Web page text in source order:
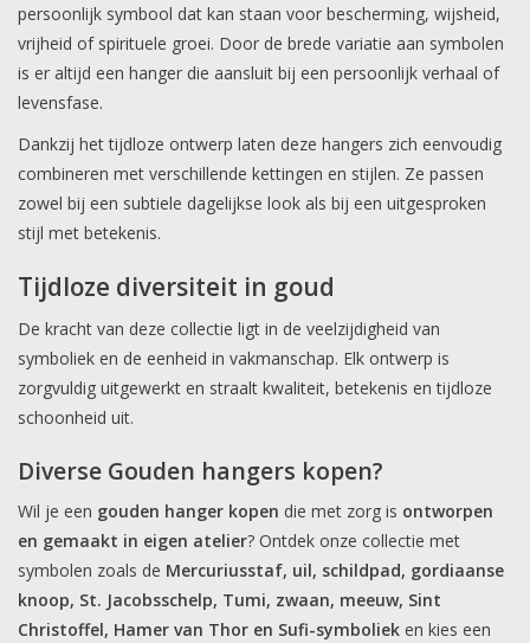
persoonlijk symbool dat kan staan voor bescherming, wijsheid,
vrijheid of spirituele groei. Door de brede variatie aan symbolen
is er altijd een hanger die aansluit bij een persoonlijk verhaal of
levensfase.
Dankzij het tijdloze ontwerp laten deze hangers zich eenvoudig
combineren met verschillende kettingen en stijlen. Ze passen
zowel bij een subtiele dagelijkse look als bij een uitgesproken
stijl met betekenis.
Tijdloze diversiteit in goud
De kracht van deze collectie ligt in de veelzijdigheid van
symboliek en de eenheid in vakmanschap. Elk ontwerp is
zorgvuldig uitgewerkt en straalt kwaliteit, betekenis en tijdloze
schoonheid uit.
Diverse Gouden hangers kopen?
Wil je een gouden hanger kopen die met zorg is ontworpen
en gemaakt in eigen atelier? Ontdek onze collectie met
symbolen zoals de Mercuriusstaf, uil, schildpad, gordiaanse
knoop, St. Jacobsschelp, Tumi, zwaan, meeuw, Sint
Christoffel, Hamer van Thor en Sufi-symboliek en kies een